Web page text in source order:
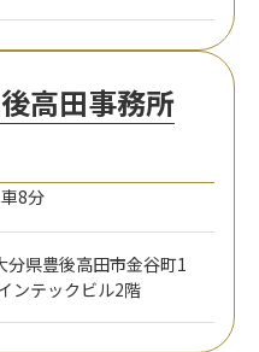
高田事務所
8分
分県豊後高田市金谷町1
ンテックビル2階